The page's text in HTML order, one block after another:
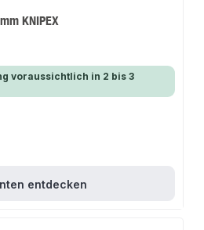
KNIPEX
voraussichtlich in 2 bis 3
entdecken